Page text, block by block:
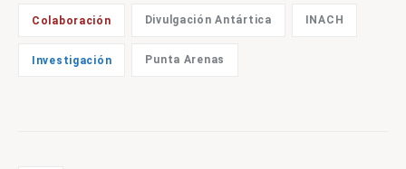
Colaboración Divulgación Antártica INACH
Investigación Punta Arenas